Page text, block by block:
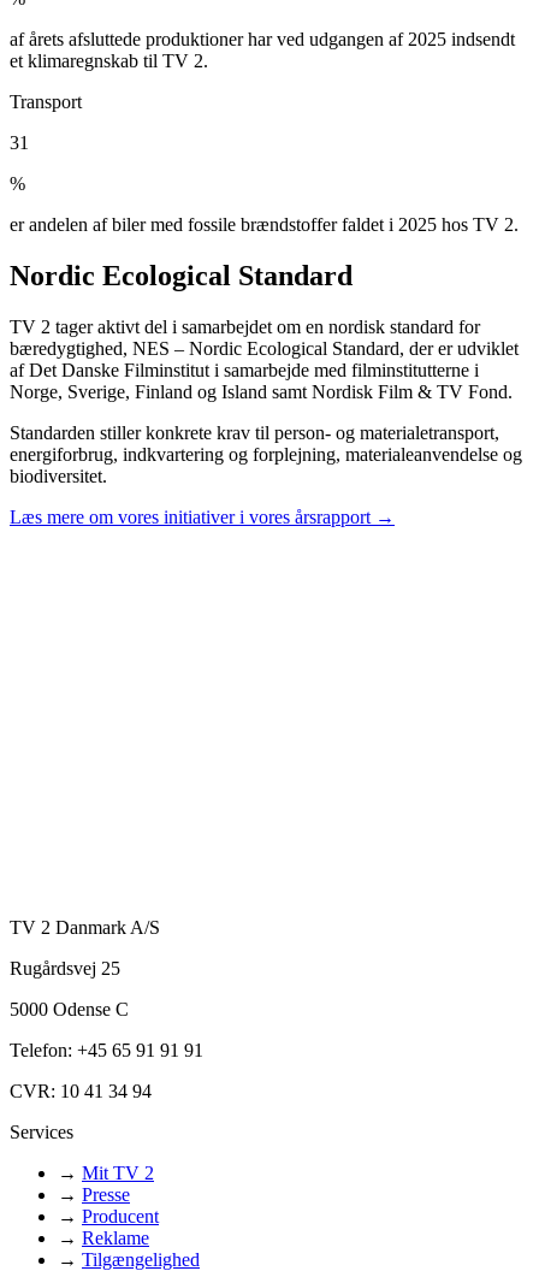
af årets afsluttede produktioner har ved udgangen af 2025 indsendt
et klimaregnskab til TV 2.
Transport
31
%
er andelen af biler med fossile brændstoffer faldet i 2025 hos TV 2.
Nordic Ecological Standard
TV 2 tager aktivt del i samarbejdet om en nordisk standard for
bæredygtighed, NES – Nordic Ecological Standard, der er udviklet
af Det Danske Filminstitut i samarbejde med filminstitutterne i
Norge, Sverige, Finland og Island samt Nordisk Film & TV Fond.
Standarden stiller konkrete krav til person- og materialetransport,
energiforbrug, indkvartering og forplejning, materialeanvendelse og
biodiversitet.
Læs mere om vores initiativer i vores årsrapport →
TV 2 Danmark A/S
Rugårdsvej 25
5000 Odense C
Telefon: +45 65 91 91 91
CVR: 10 41 34 94
Services
→ Mit TV 2
→ Presse
→ Producent
→ Reklame
→ Tilgængelighed